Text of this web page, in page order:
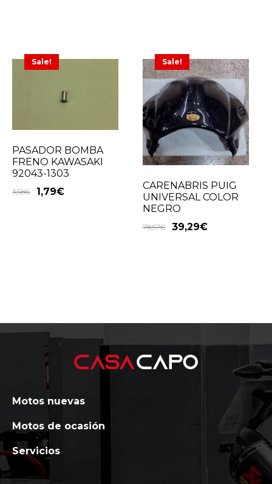
Sale!
PASADOR BOMBA
FRENO KAWASAKI
92043-1303
3,58€ 1,79€
Sale!
CARENABRIS PUIG
UNIVERSAL COLOR
NEGRO
78,57€ 39,29€
Motos nuevas
Motos de ocasión
Servicios